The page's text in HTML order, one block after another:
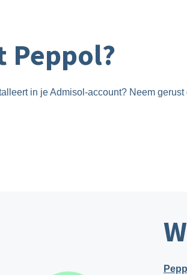
Peppol?
in je Admisol-account? Neem